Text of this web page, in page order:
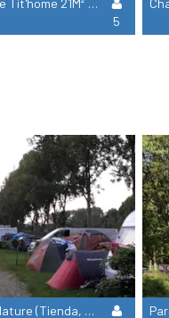
Mobi-Toile Tit'home 21M² (2 Habitaciones) (Sin Sanitarios)
5
Parcela Nature (Tienda, Caravana, Autocaravana / 1 Coche)